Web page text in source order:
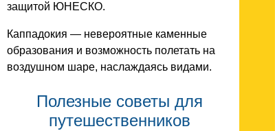
защитой ЮНЕСКО.
Каппадокия — невероятные каменные
образования и возможность полетать на
воздушном шаре, наслаждаясь видами.
Полезные советы для
путешественников